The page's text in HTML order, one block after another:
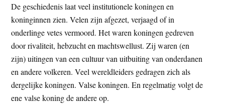
De geschiedenis laat veel institutionele koningen en
koninginnen zien. Velen zijn afgezet, verjaagd of in
onderlinge vetes vermoord. Het waren koningen gedreven
door rivaliteit, hebzucht en machtswellust. Zij waren (en
zijn) uitingen van een cultuur van uitbuiting van onderdanen
en andere volkeren. Veel wereldleiders gedragen zich als
dergelijke koningen. Valse koningen. En regelmatig volgt de
ene valse koning de andere op.